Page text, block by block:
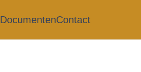
DocumentenContact